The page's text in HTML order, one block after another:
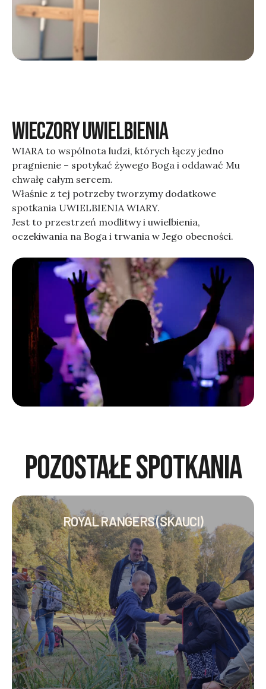
wieczory uwielbienia
WIARA to wspólnota ludzi, których łączy jedno
pragnienie – spotykać żywego Boga i oddawać Mu
chwałę całym sercem.
Właśnie z tej potrzeby tworzymy dodatkowe
spotkania UWIELBIENIA WIARY.
Jest to przestrzeń modlitwy i uwielbienia,
oczekiwania na Boga i trwania w Jego obecności.
POZOSTAŁE SPOTKANIA
ROYAL RANGERS (SKAUCI)